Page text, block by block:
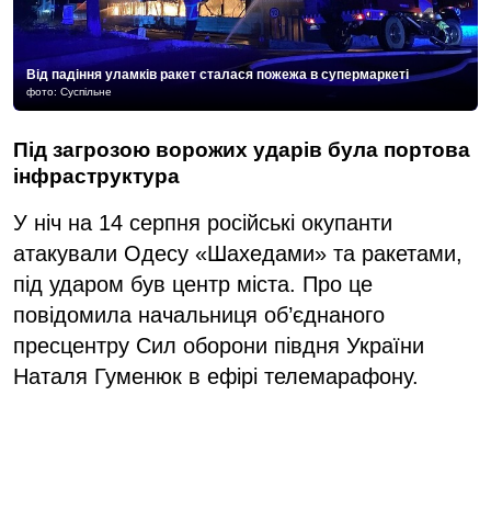
Від падіння уламків ракет сталася пожежа в супермаркеті
фото: Суспільне
Під загрозою ворожих ударів була портова
інфраструктура
У ніч на 14 серпня російські окупанти
атакували Одесу «Шахедами» та ракетами,
під ударом був центр міста. Про це
повідомила начальниця об’єднаного
пресцентру Сил оборони півдня України
Наталя Гуменюк в ефірі телемарафону.